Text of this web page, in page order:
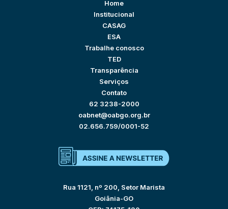
Home
Institucional
CASAG
ESA
Trabalhe conosco
TED
Transparência
Serviços
Contato
62 3238-2000
oabnet@oabgo.org.br
02.656.759/0001-52
Rua 1121, nº 200, Setor Marista
Goiânia-GO